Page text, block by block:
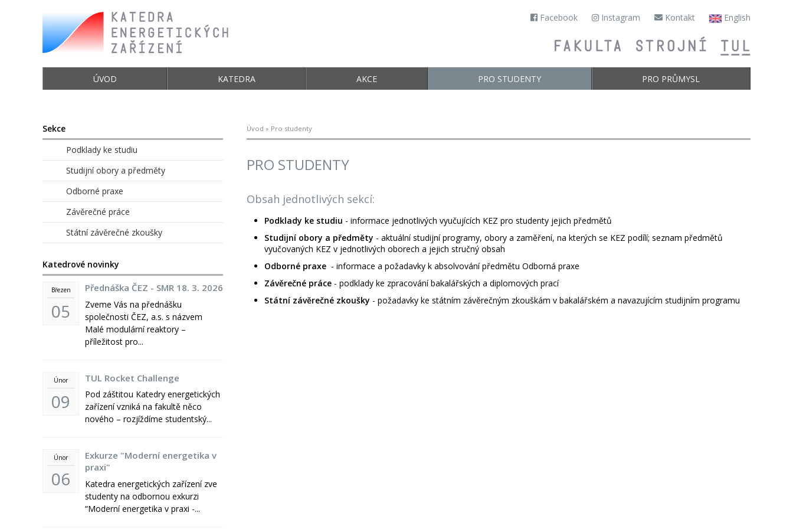
Facebook Instagram Kontakt English
ÚVOD KATEDRA AKCE PRO STUDENTY PRO PRŮMYSL
Úvod » Pro studenty
PRO STUDENTY
Obsah jednotlivých sekcí:
Podklady ke studiu - informace jednotlivých vyučujících KEZ pro studenty jejich předmětů
Studijní obory a předměty - aktuální studijní programy, obory a zaměření, na kterých se KEZ podílí; seznam předmětů
vyučovaných KEZ v jednotlivých oborech a jejich stručný obsah
Odborné praxe - informace a požadavky k absolvování předmětu Odborná praxe
Závěrečné práce - podklady ke zpracování bakalářských a diplomových prací
Státní závěrečné zkoušky - požadavky ke státním závěrečným zkouškám v bakalářském a navazujícím studijním programu
Sekce
Podklady ke studiu
Studijní obory a předměty
Odborné praxe
Závěrečné práce
Státní závěrečné zkoušky
Katedrové novinky
05
Březen Přednáška ČEZ - SMR 18. 3. 2026
Zveme Vás na přednášku
společnosti ČEZ, a.s. s názvem
Malé modulární reaktory –
příležitost pro...
09
Únor TUL Rocket Challenge
Pod záštitou Katedry energetických
zařízení vzniká na fakultě něco
nového – rozjíždíme studentský...
06
Únor
Exkurze "Moderní energetika v
praxi"
Katedra energetických zařízení zve
studenty na odbornou exkurzi
“Moderní energetika v praxi -...